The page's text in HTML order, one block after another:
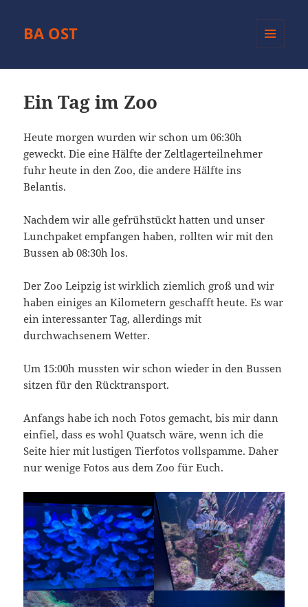
BA OST
Ein Tag im Zoo
Heute morgen wurden wir schon um 06:30h
geweckt. Die eine Hälfte der Zeltlagerteilnehmer
fuhr heute in den Zoo, die andere Hälfte ins
Belantis.
Nachdem wir alle gefrühstückt hatten und unser
Lunchpaket empfangen haben, rollten wir mit den
Bussen ab 08:30h los.
Der Zoo Leipzig ist wirklich ziemlich groß und wir
haben einiges an Kilometern geschafft heute. Es war
ein interessanter Tag, allerdings mit
durchwachsenem Wetter.
Um 15:00h mussten wir schon wieder in den Bussen
sitzen für den Rücktransport.
Anfangs habe ich noch Fotos gemacht, bis mir dann
einfiel, dass es wohl Quatsch wäre, wenn ich die
Seite hier mit lustigen Tierfotos vollspamme. Daher
nur wenige Fotos aus dem Zoo für Euch.